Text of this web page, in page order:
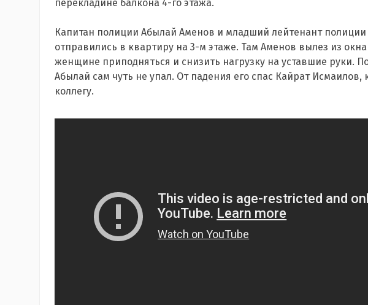
перекладине балкона 4-го этажа.
Капитан полиции Абылай Аменов и младший лейтенант
отправились в квартиру на 3-м этаже. Там Аменов вылез из
женщине приподняться и снизить нагрузку на уставшие руки.
Абылай сам чуть не упал. От падения его спас Кайрат
коллегу.